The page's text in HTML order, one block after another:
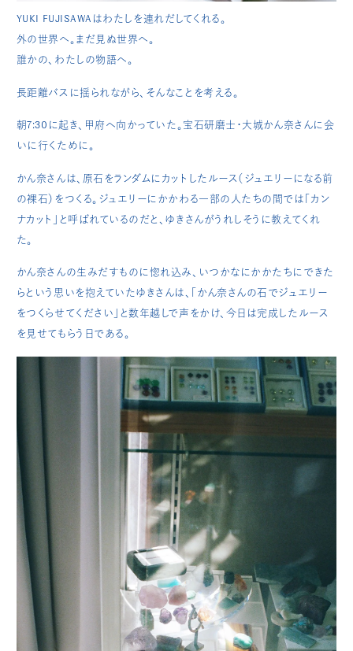
YUKI FUJISAWAはわたしを連れだしてくれる。
外の世界へ。まだ見ぬ世界へ。
誰かの、わたしの物語へ。
長距離バスに揺られながら、そんなことを考える。
朝7:30に起き、甲府へ向かっていた。宝石研磨士・大城かん奈さんに会
いに行くために。
かん奈さんは、原石をランダムにカットしたルース（ジュエリーになる前
の裸石）をつくる。ジュエリーにかかわる一部の人たちの間では「カン
ナカット」と呼ばれているのだと、ゆきさんがうれしそうに教えてくれ
た。
かん奈さんの生みだすものに惚れ込み、いつかなにかかたちにできた
らという思いを抱えていたゆきさんは、「かん奈さんの石でジュエリー
をつくらせてください」と数年越しで声をかけ、今日は完成したルース
を見せてもらう日である。